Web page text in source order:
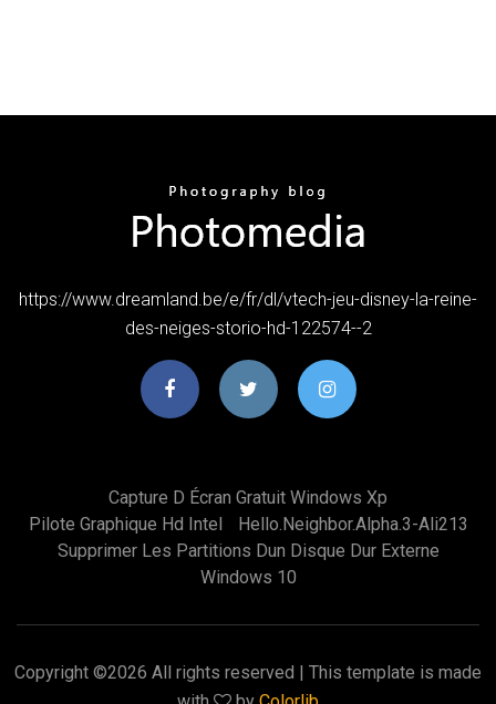
https://www.dreamland.be/e/fr/dl/vtech-jeu-disney-la-reine-
des-neiges-storio-hd-122574--2
Capture D Écran Gratuit Windows Xp
Pilote Graphique Hd Intel
Hello.neighbor.alpha.3-Ali213
Supprimer Les Partitions Dun Disque Dur Externe
Windows 10
Copyright ©2026 All rights reserved | This template is made